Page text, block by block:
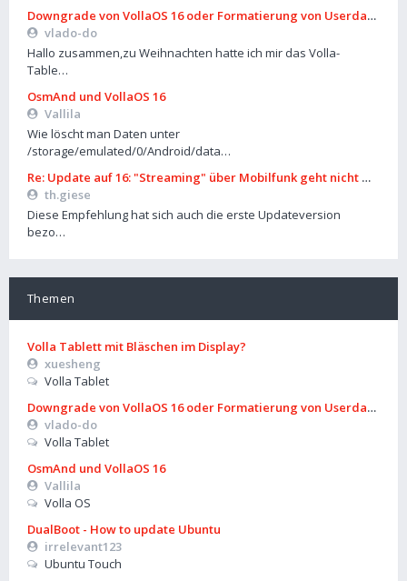
Downgrade von VollaOS 16 oder Formatierung von Userdata
vlado-do
Hallo zusammen,zu Weihnachten hatte ich mir das Volla-
Table…
OsmAnd und VollaOS 16
Vallila
Wie löscht man Daten unter
/storage/emulated/0/Android/data…
Re: Update auf 16: "Streaming" über Mobilfunk geht nicht mehr
th.giese
Diese Empfehlung hat sich auch die erste Updateversion
bezo…
Themen
Volla Tablett mit Bläschen im Display?
xuesheng
Volla Tablet
Downgrade von VollaOS 16 oder Formatierung von Userdata
vlado-do
Volla Tablet
OsmAnd und VollaOS 16
Vallila
Volla OS
DualBoot - How to update Ubuntu
irrelevant123
Ubuntu Touch